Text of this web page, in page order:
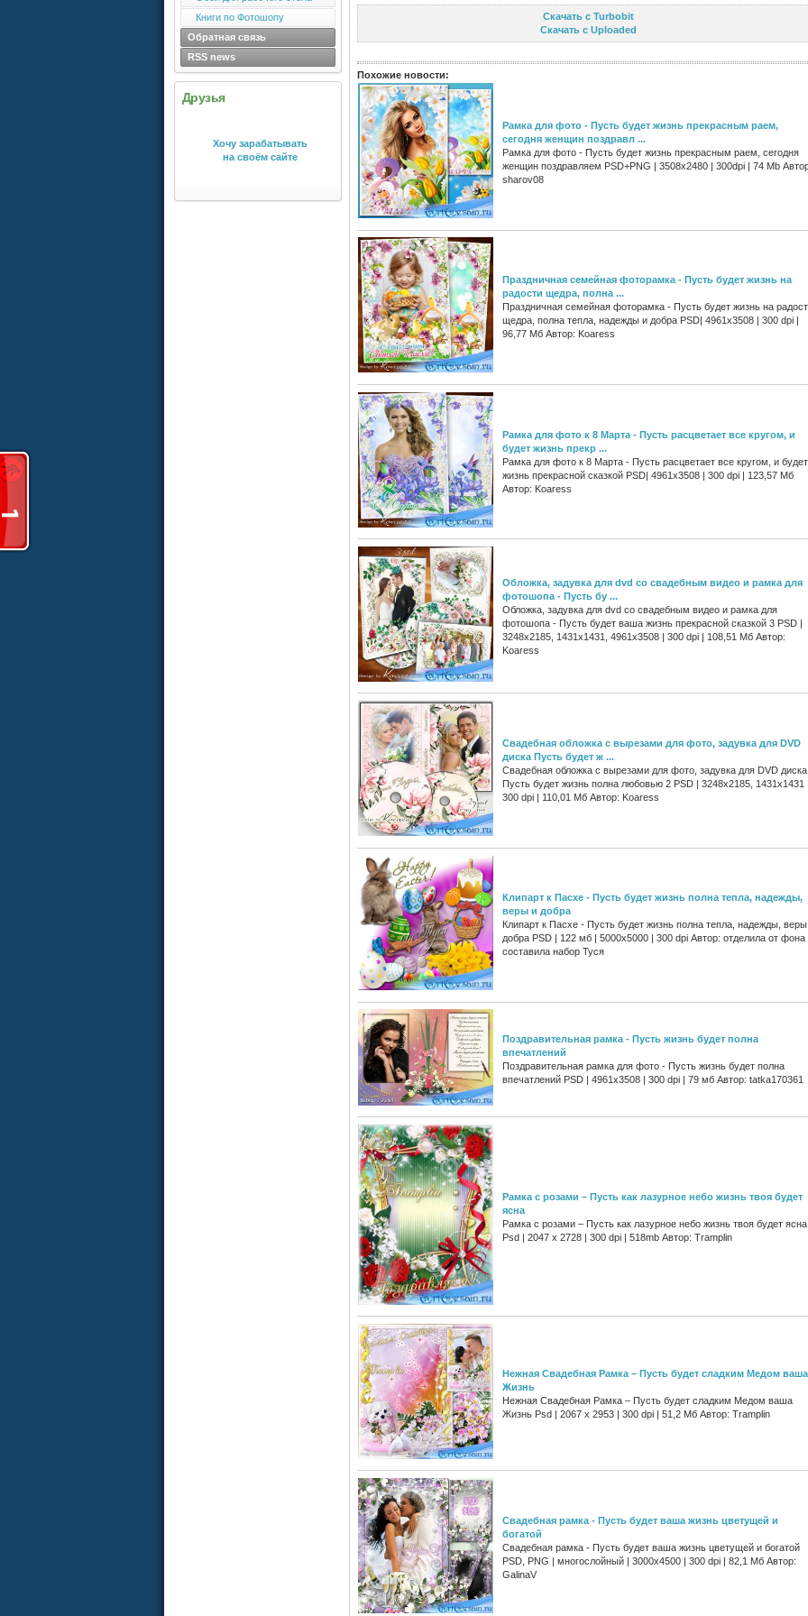
Книги по Фотошопу
Обратная связь
RSS news
Друзья
Хочу зарабатывать
на своём сайте
Скачать с Turbobit
Скачать с Uploaded
Похожие новости:
Рамка для фото - Пусть будет жизнь прекрасным раем,
сегодня женщин поздравл ...
Рамка для фото - Пусть будет жизнь прекрасным раем, сегодня
женщин поздравляем PSD+PNG | 3508x2480 | 300dpi | 74 Mb
sharov08
Праздничная семейная фоторамка - Пусть будет жизнь на
радости щедра, полна ...
Праздничная семейная фоторамка - Пусть будет жизнь на
щедра, полна тепла, надежды и добра PSD| 4961x3508 | 300 dpi |
96,77 Мб Автор: Koaress
Рамка для фото к 8 Марта - Пусть расцветает все кругом, и
будет жизнь прекр ...
Рамка для фото к 8 Марта - Пусть расцветает все кругом, и будет
жизнь прекрасной сказкой PSD| 4961x3508 | 300 dpi | 123,57 Мб
Автор: Koaress
Обложка, задувка для dvd со свадебным видео и рамка для
фотошопа - Пусть бу ...
Обложка, задувка для dvd со свадебным видео и рамка для
фотошопа - Пусть будет ваша жизнь прекрасной сказкой 3 PSD |
3248x2185, 1431x1431, 4961x3508 | 300 dpi | 108,51 Мб Автор:
Koaress
Свадебная обложка с вырезами для фото, задувка для DVD
диска Пусть будет ж ...
Свадебная обложка с вырезами для фото, задувка для DVD диска
Пусть будет жизнь полна любовью 2 PSD | 3248x2185, 1431x1431
300 dpi | 110,01 Мб Автор: Koaress
Клипарт к Пасхе - Пусть будет жизнь полна тепла, надежды,
веры и добра
Клипарт к Пасхе - Пусть будет жизнь полна тепла, надежды,
добра PSD | 122 мб | 5000x5000 | 300 dpi Автор: отделила от фона
составила набор Туся
Поздравительная рамка - Пусть жизнь будет полна
впечатлений
Поздравительная рамка для фото - Пусть жизнь будет полна
впечатлений PSD | 4961x3508 | 300 dpi | 79 мб Автор: tatka170361
Рамка с розами – Пусть как лазурное небо жизнь твоя будет
ясна
Рамка с розами – Пусть как лазурное небо жизнь твоя будет ясна
Psd | 2047 x 2728 | 300 dpi | 518mb Автор: Tramplin
Нежная Свадебная Рамка – Пусть будет сладким Медом ваша
Жизнь
Нежная Свадебная Рамка – Пусть будет сладким Медом ваша
Жизнь Psd | 2067 x 2953 | 300 dpi | 51,2 Мб Автор: Tramplin
Свадебная рамка - Пусть будет ваша жизнь цветущей и
богатой
Свадебная рамка - Пусть будет ваша жизнь цветущей и богатой
PSD, PNG | многослойный | 3000x4500 | 300 dpi | 82,1 Мб Автор:
GalinaV